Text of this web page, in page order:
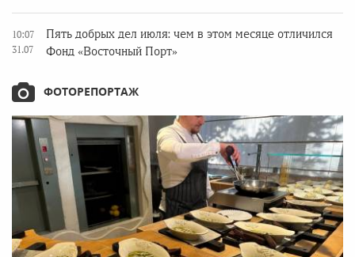
10:07
31.07
Пять добрых дел июля: чем в этом месяце отличился
Фонд «Восточный Порт»
ФОТОРЕПОРТАЖ